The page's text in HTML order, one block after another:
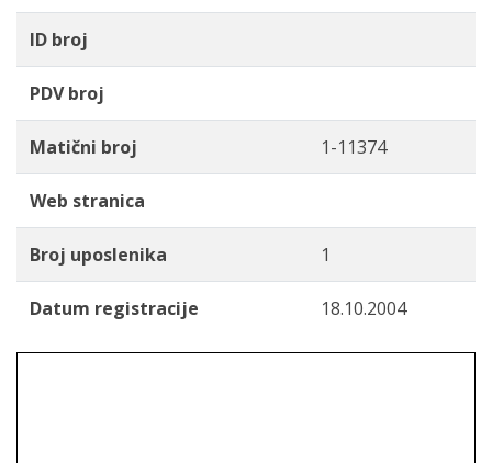
ID broj
PDV broj
Matični broj 1-11374
Web stranica
Broj uposlenika 1
Datum registracije 18.10.2004